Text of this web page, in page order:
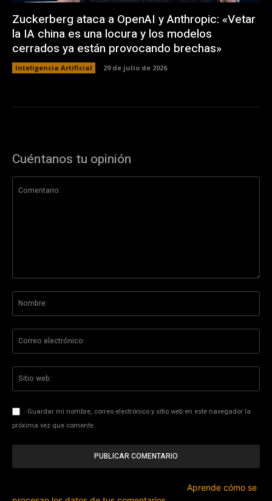
Zuckerberg ataca a OpenAI y Anthropic: «Vetar
la IA china es una locura y los modelos
cerrados ya están provocando brechas»
Inteligencia Artificial 29 de julio de 2026
Cuéntanos tu opinión
Guardar mi nombre, correo electrónico y sitio web en este navegador la
próxima vez que comente.
Aprende cómo se